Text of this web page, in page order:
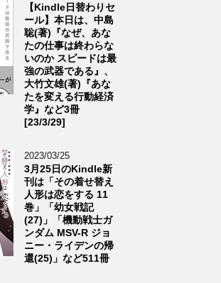
【Kindle日替わりセ
ール】本日は、中島
聡(著)『なぜ、あな
たの仕事は終わらな
いのか スピードは最
強の武器である』、
大竹文雄(著)『あな
たを変える行動経済
学』など3冊
[23/3/29]
2023/03/25
3月25日のKindle新
刊は「その着せ替え
人形は恋をする 11
巻」「幼女戦記
(27)」「機動戦士ガ
ンダム MSV-R ジョ
ニー・ライデンの帰
還(25)」など511冊